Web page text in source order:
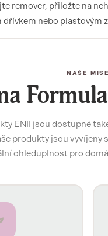
remover, přiložte na
nebo plastovým
NAŠE MISE
ENII jsou dostupné
produkty jsou vyvíjeny
ohleduplnost pro